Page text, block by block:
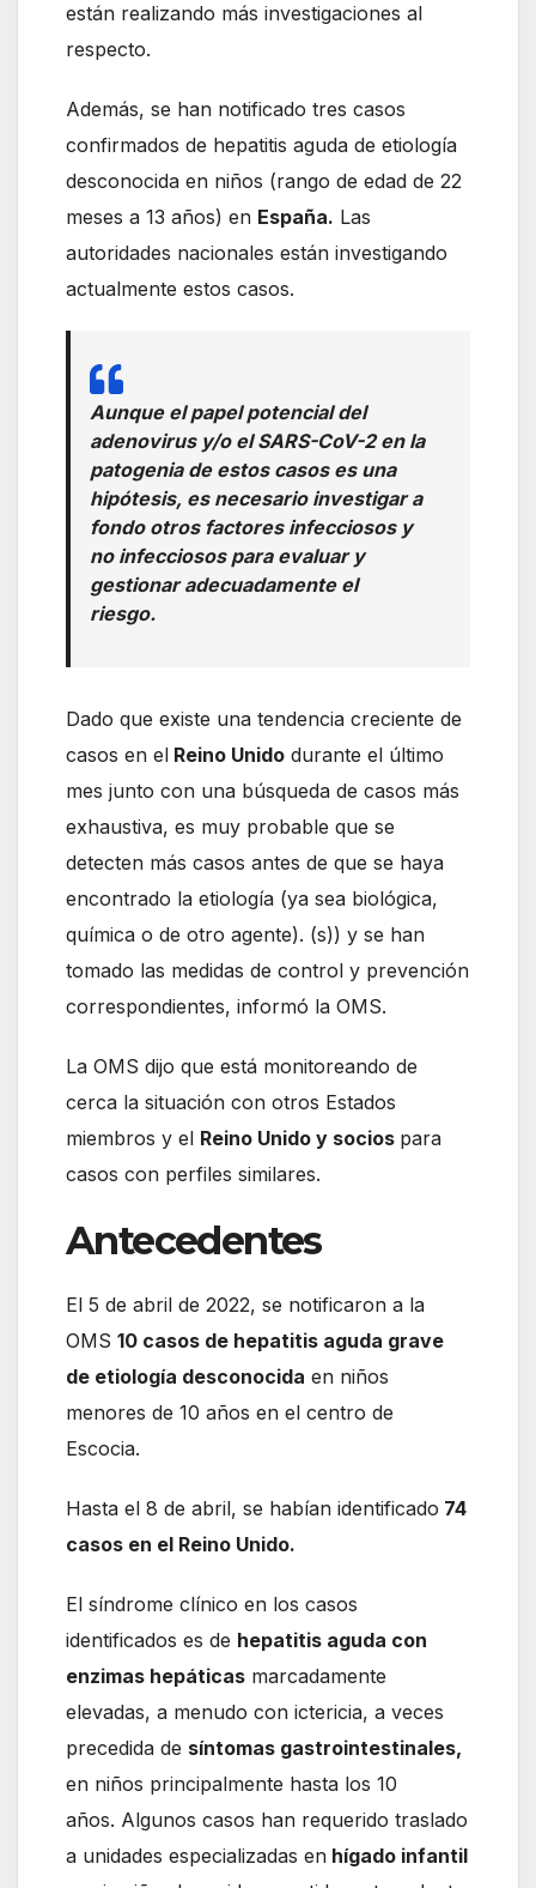
están realizando más investigaciones al
respecto.
Además, se han notificado tres casos
confirmados de hepatitis aguda de etiología
desconocida en niños (rango de edad de 22
meses a 13 años) en España. Las
autoridades nacionales están investigando
actualmente estos casos.
Aunque el papel potencial del
adenovirus y/o el SARS-CoV-2 en la
patogenia de estos casos es una
hipótesis, es necesario investigar a
fondo otros factores infecciosos y
no infecciosos para evaluar y
gestionar adecuadamente el
riesgo.
Dado que existe una tendencia creciente de
casos en el Reino Unido durante el último
mes junto con una búsqueda de casos más
exhaustiva, es muy probable que se
detecten más casos antes de que se haya
encontrado la etiología (ya sea biológica,
química o de otro agente). (s)) y se han
tomado las medidas de control y prevención
correspondientes, informó la OMS.
La OMS dijo que está monitoreando de
cerca la situación con otros Estados
miembros y el Reino Unido y socios para
casos con perfiles similares.
Antecedentes
El 5 de abril de 2022, se notificaron a la
OMS 10 casos de hepatitis aguda grave
de etiología desconocida en niños
menores de 10 años en el centro de
Escocia.
Hasta el 8 de abril, se habían identificado 74
casos en el Reino Unido.
El síndrome clínico en los casos
identificados es de hepatitis aguda con
enzimas hepáticas marcadamente
elevadas, a menudo con ictericia, a veces
precedida de síntomas gastrointestinales,
en niños principalmente hasta los 10
años. Algunos casos han requerido traslado
a unidades especializadas en hígado infantil